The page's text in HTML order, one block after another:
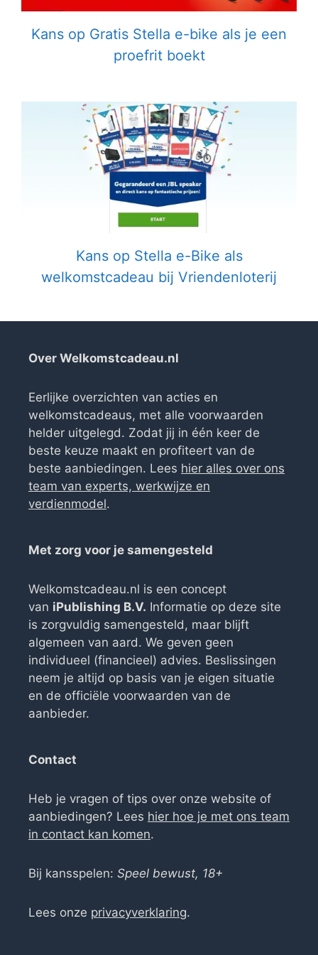
Kans op Gratis Stella e-bike als je een
proefrit boekt
Kans op Stella e-Bike als
welkomstcadeau bij Vriendenloterij
Over Welkomstcadeau.nl
Eerlijke overzichten van acties en
welkomstcadeaus, met alle voorwaarden
helder uitgelegd. Zodat jij in één keer de
beste keuze maakt en profiteert van de
beste aanbiedingen. Lees hier alles over ons
team van experts, werkwijze en
verdienmodel.
Met zorg voor je samengesteld
Welkomstcadeau.nl is een concept
van iPublishing B.V. Informatie op deze site
is zorgvuldig samengesteld, maar blijft
algemeen van aard. We geven geen
individueel (financieel) advies. Beslissingen
neem je altijd op basis van je eigen situatie
en de officiële voorwaarden van de
aanbieder.
Contact
Heb je vragen of tips over onze website of
aanbiedingen? Lees hier hoe je met ons team
in contact kan komen.
Bij kansspelen: Speel bewust, 18+
Lees onze privacyverklaring.